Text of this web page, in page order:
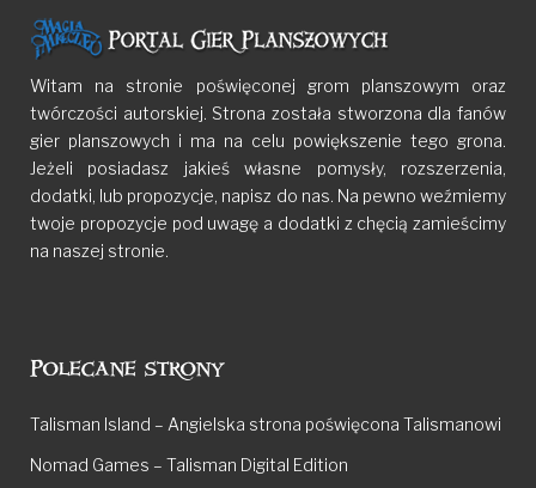
Witam na stronie poświęconej grom planszowym oraz
twórczości autorskiej. Strona została stworzona dla fanów
gier planszowych i ma na celu powiększenie tego grona.
Jeżeli posiadasz jakieś własne pomysły, rozszerzenia,
dodatki, lub propozycje, napisz do nas. Na pewno weźmiemy
twoje propozycje pod uwagę a dodatki z chęcią zamieścimy
na naszej stronie.
Polecane strony
Talisman Island – Angielska strona poświęcona Talismanowi
Nomad Games – Talisman Digital Edition